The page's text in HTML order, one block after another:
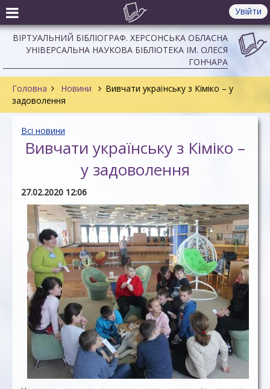
Увійти
ВІРТУАЛЬНИЙ БІБЛІОГРАФ. ХЕРСОНСЬКА ОБЛАСНА
УНІВЕРСАЛЬНА НАУКОВА БІБЛІОТЕКА ІМ. ОЛЕСЯ
ГОНЧАРА
Головна Новини
Вивчати українську з Кіміко – у
задоволення
Всі новини
Вивчати українську з Кіміко –
у задоволення
27.02.2020 12:06